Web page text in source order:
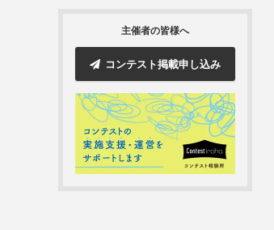
主催者の皆様へ
コンテスト掲載申し込み